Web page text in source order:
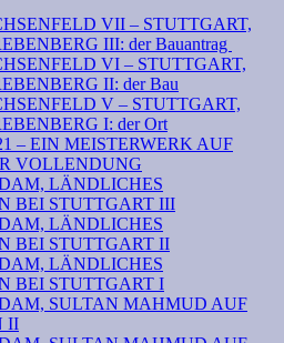
VII – STUTTGART,
III: der Bauantrag
VI – STUTTGART,
II: der Bau
V – STUTTGART,
I: der Ort
– EIN MEISTERWERK AUF
VOLLENDUNG
LÄNDLICHES
BEI STUTTGART III
LÄNDLICHES
BEI STUTTGART II
LÄNDLICHES
BEI STUTTGART I
SULTAN MAHMUD AUF
II